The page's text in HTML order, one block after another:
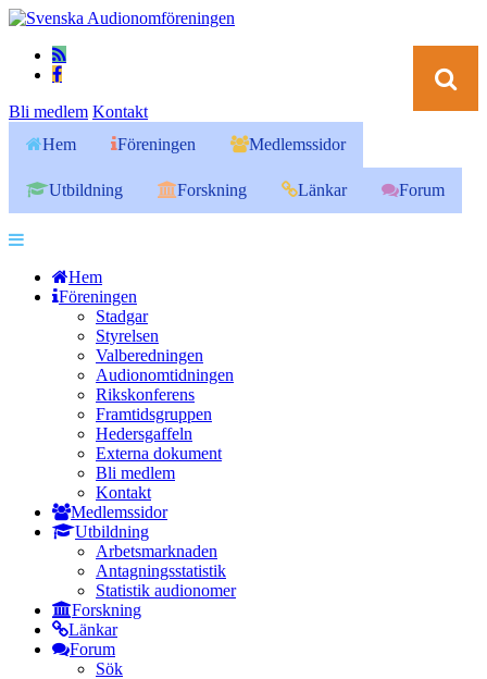
Bli medlem Kontakt
Hem
Föreningen Medlemssidor
Utbildning Forskning Länkar Forum
Hem
Föreningen
Stadgar
Styrelsen
Valberedningen
Audionomtidningen
Rikskonferens
Framtidsgruppen
Hedersgaffeln
Externa dokument
Bli medlem
Kontakt
Medlemssidor
Utbildning
Arbetsmarknaden
Antagningsstatistik
Statistik audionomer
Forskning
Länkar
Forum
Sök